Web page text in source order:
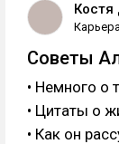
Костя
Советы
• Немного о
• Цитаты о
• Как он